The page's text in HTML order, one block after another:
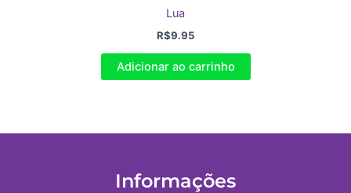
Lua
R$9.95
Adicionar ao carrinho
Informações